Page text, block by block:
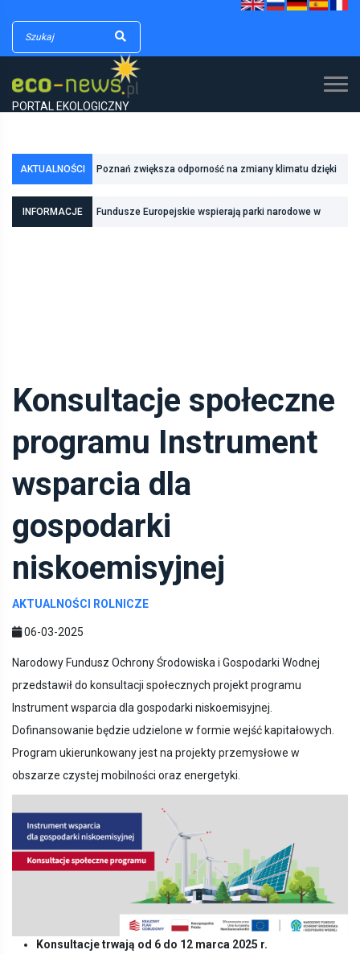
PORTAL EKOLOGICZNY
AKTUALNOŚCI Poznań zwiększa odporność na zmiany klimatu dzięki
INFORMACJE
Konsultacje społeczne
programu Instrument
wsparcia dla
gospodarki
niskoemisyjnej
AKTUALNOŚCI ROLNICZE
06-03-2025
Narodowy Fundusz Ochrony Środowiska i Gospodarki Wodnej
przedstawił do konsultacji społecznych projekt programu
Instrument wsparcia dla gospodarki niskoemisyjnej.
Dofinansowanie będzie udzielone w formie wejść kapitałowych.
Program ukierunkowany jest na projekty przemysłowe w
obszarze czystej mobilności oraz energetyki.
Konsultacje trwają od 6 do 12 marca 2025 r.